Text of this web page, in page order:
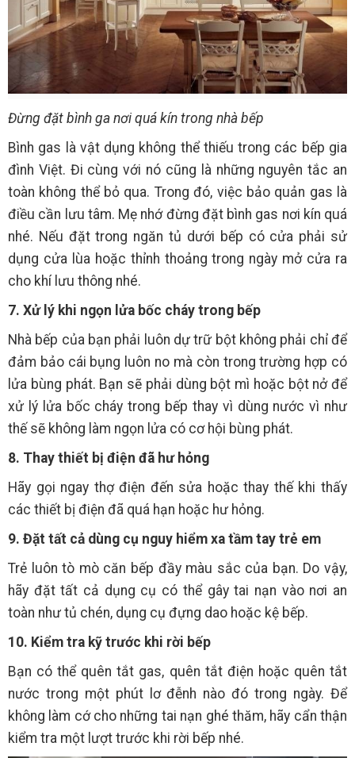
Đừng đặt bình ga nơi quá kín trong nhà bếp
Bình gas là vật dụng không thể thiếu trong các bếp gia
đình Việt. Đi cùng với nó cũng là những nguyên tắc an
toàn không thể bỏ qua. Trong đó, việc bảo quản gas là
điều cần lưu tâm. Mẹ nhớ đừng đặt bình gas nơi kín quá
nhé. Nếu đặt trong ngăn tủ dưới bếp có cửa phải sử
dụng cửa lùa hoặc thỉnh thoảng trong ngày mở cửa ra
cho khí lưu thông nhé.
7. Xử lý khi ngọn lửa bốc cháy trong bếp
Nhà bếp của bạn phải luôn dự trữ bột không phải chỉ để
đảm bảo cái bụng luôn no mà còn trong trường hợp có
lửa bùng phát. Bạn sẽ phải dùng bột mì hoặc bột nở để
xử lý lửa bốc cháy trong bếp thay vì dùng nước vì như
thế sẽ không làm ngọn lửa có cơ hội bùng phát.
8. Thay thiết bị điện đã hư hỏng
Hãy gọi ngay thợ điện đến sửa hoặc thay thế khi thấy
các thiết bị điện đã quá hạn hoặc hư hỏng.
9. Đặt tất cả dùng cụ nguy hiểm xa tầm tay trẻ em
Trẻ luôn tò mò căn bếp đầy màu sắc của bạn. Do vậy,
hãy đặt tất cả dụng cụ có thể gây tai nạn vào nơi an
toàn như tủ chén, dụng cụ đựng dao hoặc kệ bếp.
10. Kiểm tra kỹ trước khi rời bếp
Bạn có thể quên tắt gas, quên tắt điện hoặc quên tắt
nước trong một phút lơ đễnh nào đó trong ngày. Để
không làm cớ cho những tai nạn ghé thăm, hãy cẩn thận
kiểm tra một lượt trước khi rời bếp nhé.